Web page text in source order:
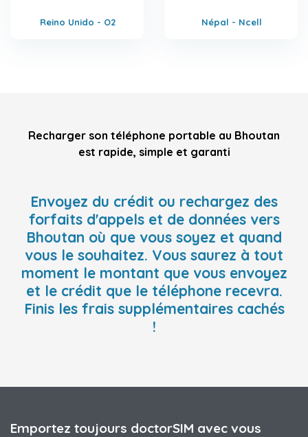
Reino Unido - O2 Népal - Ncell
Recharger son téléphone portable au Bhoutan
est rapide, simple et garanti
Envoyez du crédit ou rechargez des
forfaits d'appels et de données vers
Bhoutan où que vous soyez et quand
vous le souhaitez. Vous saurez à tout
moment le montant que vous envoyez
et le crédit que le téléphone recevra.
Finis les frais supplémentaires cachés
!
Emportez toujours doctorSIM avec vous